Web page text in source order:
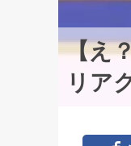
【え
リア